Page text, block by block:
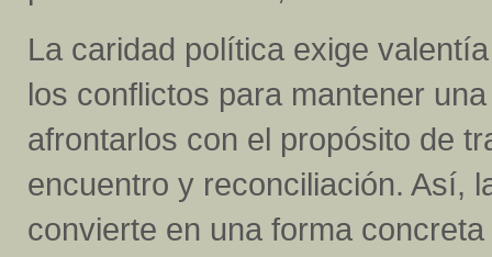
La caridad política exige
los conflictos para mantener
afrontarlos con el propósito de
encuentro y reconciliación. Así,
convierte en una forma